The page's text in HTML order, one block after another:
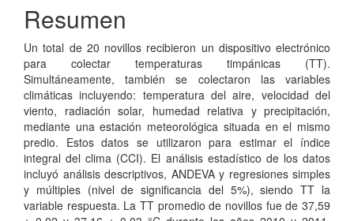
Resumen
Un total de 20 novillos recibieron un dispositivo electrónico
para colectar temperaturas timpánicas (TT).
Simultáneamente, también se colectaron las variables
climáticas incluyendo: temperatura del aire, velocidad del
viento, radiación solar, humedad relativa y precipitación,
mediante una estación meteorológica situada en el mismo
predio. Estos datos se utilizaron para estimar el índice
integral del clima (CCI). El análisis estadístico de los datos
incluyó análisis descriptivos, ANDEVA y regresiones simples
y múltiples (nivel de significancia del 5%), siendo TT la
variable respuesta. La TT promedio de novillos fue de 37,59